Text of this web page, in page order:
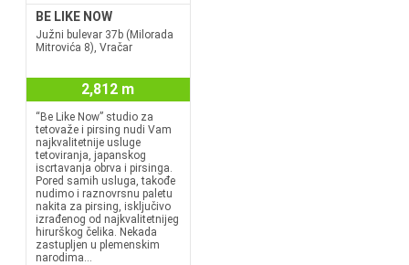
BE LIKE NOW
Južni bulevar 37b (Milorada
Mitrovića 8), Vračar
2,812 m
“Be Like Now” studio za
tetovaže i pirsing nudi Vam
najkvalitetnije usluge
tetoviranja, japanskog
iscrtavanja obrva i pirsinga.
Pored samih usluga, takođe
nudimo i raznovrsnu paletu
nakita za pirsing, isključivo
izrađenog od najkvalitetnijeg
hirurškog čelika. Nekada
zastupljen u plemenskim
narodima...